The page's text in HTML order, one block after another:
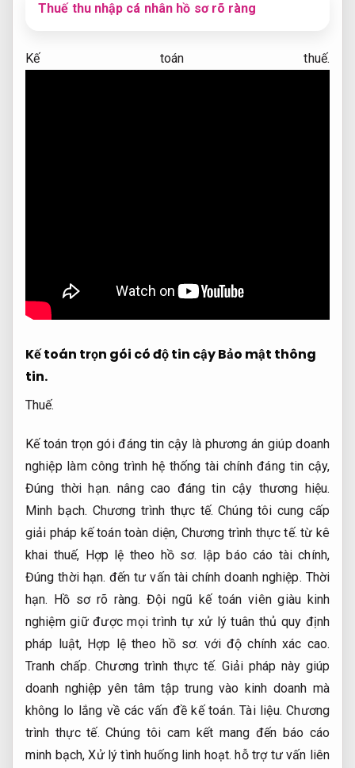
Thuế thu nhập cá nhân hồ sơ rõ ràng
Kế toán thuế.
Kế toán trọn gói có độ tin cậyBảo mật thông
tin.
Thuế.
Kế toán trọn gói đáng tin cậy là phương án giúp doanh
nghiệp làm công trình hệ thống tài chính đáng tin cậy,
Đúng thời hạn. nâng cao đáng tin cậy thương hiệu.
Minh bạch. Chương trình thực tế. Chúng tôi cung cấp
giải pháp kế toán toàn diện, Chương trình thực tế. từ kê
khai thuế, Hợp lệ theo hồ sơ. lập báo cáo tài chính,
Đúng thời hạn. đến tư vấn tài chính doanh nghiệp. Thời
hạn. Hồ sơ rõ ràng. Đội ngũ kế toán viên giàu kinh
nghiệm giữ được mọi trình tự xử lý tuân thủ quy định
pháp luật, Hợp lệ theo hồ sơ. với độ chính xác cao.
Tranh chấp. Chương trình thực tế. Giải pháp này giúp
doanh nghiệp yên tâm tập trung vào kinh doanh mà
không lo lắng về các vấn đề kế toán.Tài liệu. Chương
trình thực tế. Chúng tôi cam kết mang đến báo cáo
minh bạch,Xử lý tình huống linh hoạt. hỗ trợ tư vấn liên